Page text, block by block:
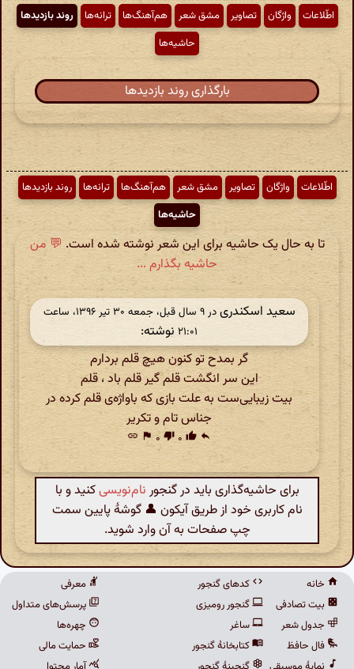
اطّلاعات واژگان تصاویر مشق شعر هم‌آهنگ‌ها ترانه‌ها
روند بازدیدها
حاشیه‌ها
بارگذاری روند بازدیدها
اطّلاعات واژگان تصاویر مشق شعر هم‌آهنگ‌ها ترانه‌ها
روند بازدیدها
حاشیه‌ها
تا به حال یک حاشیه برای این شعر نوشته شده است. 💬 من
حاشیه بگذارم ...
سعید اسکندری
در ‫۹ سال قبل، جمعه ۳۰ تیر ۱۳۹۶، ساعت
۲۱:۰۱ نوشته:
گر بمدح تو کنون هیچ قلم بردارم
این سر انگشت قلم گیر قلم باد ، قلم
بیت زیبایی‌ست به علت بازی که با‌واژه‌ی قلم کرده در
جناس تام و تکریر
reply
thumb_up ۰ thumb_down ۰ flag
link
برای حاشیه‌گذاری باید در گنجور نام‌نویسیکنید و با
نام کاربری خود از طریق آیکون 👤 گوشهٔ پایین سمت
چپ صفحات به آن وارد شوید.
خانه
بیت تصادفی
جدول شعر
فال حافظ
کدهای گنجور
گنجور رومیزی
ساغر
کتابخانهٔ گنجور
معرفی
پرسش‌های متداول
چهره‌ها
حمایت مالی